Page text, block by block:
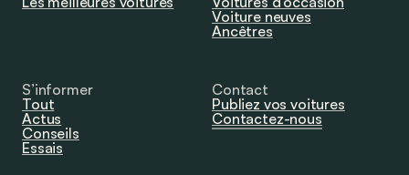
Voiture neuves
Ancêtres
S’informer
Tout
Actus
Conseils
Essais
Contact
Publiez vos voitures
Contactez-nous